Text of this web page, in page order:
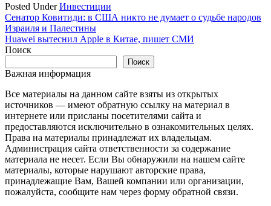
Posted UnderИнвестиции
Навигация
по
записям
Сенатор Ковитиди: в США никто не думает о судьбе народов
Израиля и Палестины
Huawei вытеснил Apple в Китае, пишет СМИ
Поиск
Поиск
Важная информация
Все материалы на данном сайте взяты из открытых
источников — имеют обратную ссылку на материал в
интернете или присланы посетителями сайта и
предоставляются исключительно в ознакомительных целях.
Права на материалы принадлежат их владельцам.
Администрация сайта ответственности за содержание
материала не несет. Если Вы обнаружили на нашем сайте
материалы, которые нарушают авторские права,
принадлежащие Вам, Вашей компании или организации,
пожалуйста, сообщите нам через форму обратной связи.